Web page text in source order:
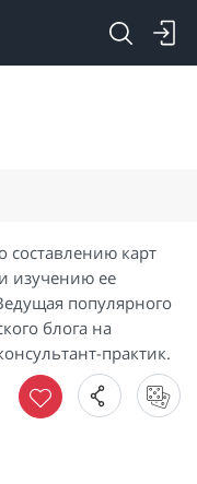
составлению карт
изучению ее
популярного
блога на
практик.